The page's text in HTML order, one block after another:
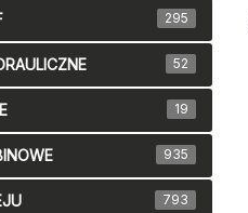
295
52
19
935
793